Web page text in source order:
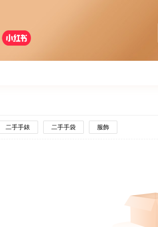
二手手錶 二手手袋 服飾